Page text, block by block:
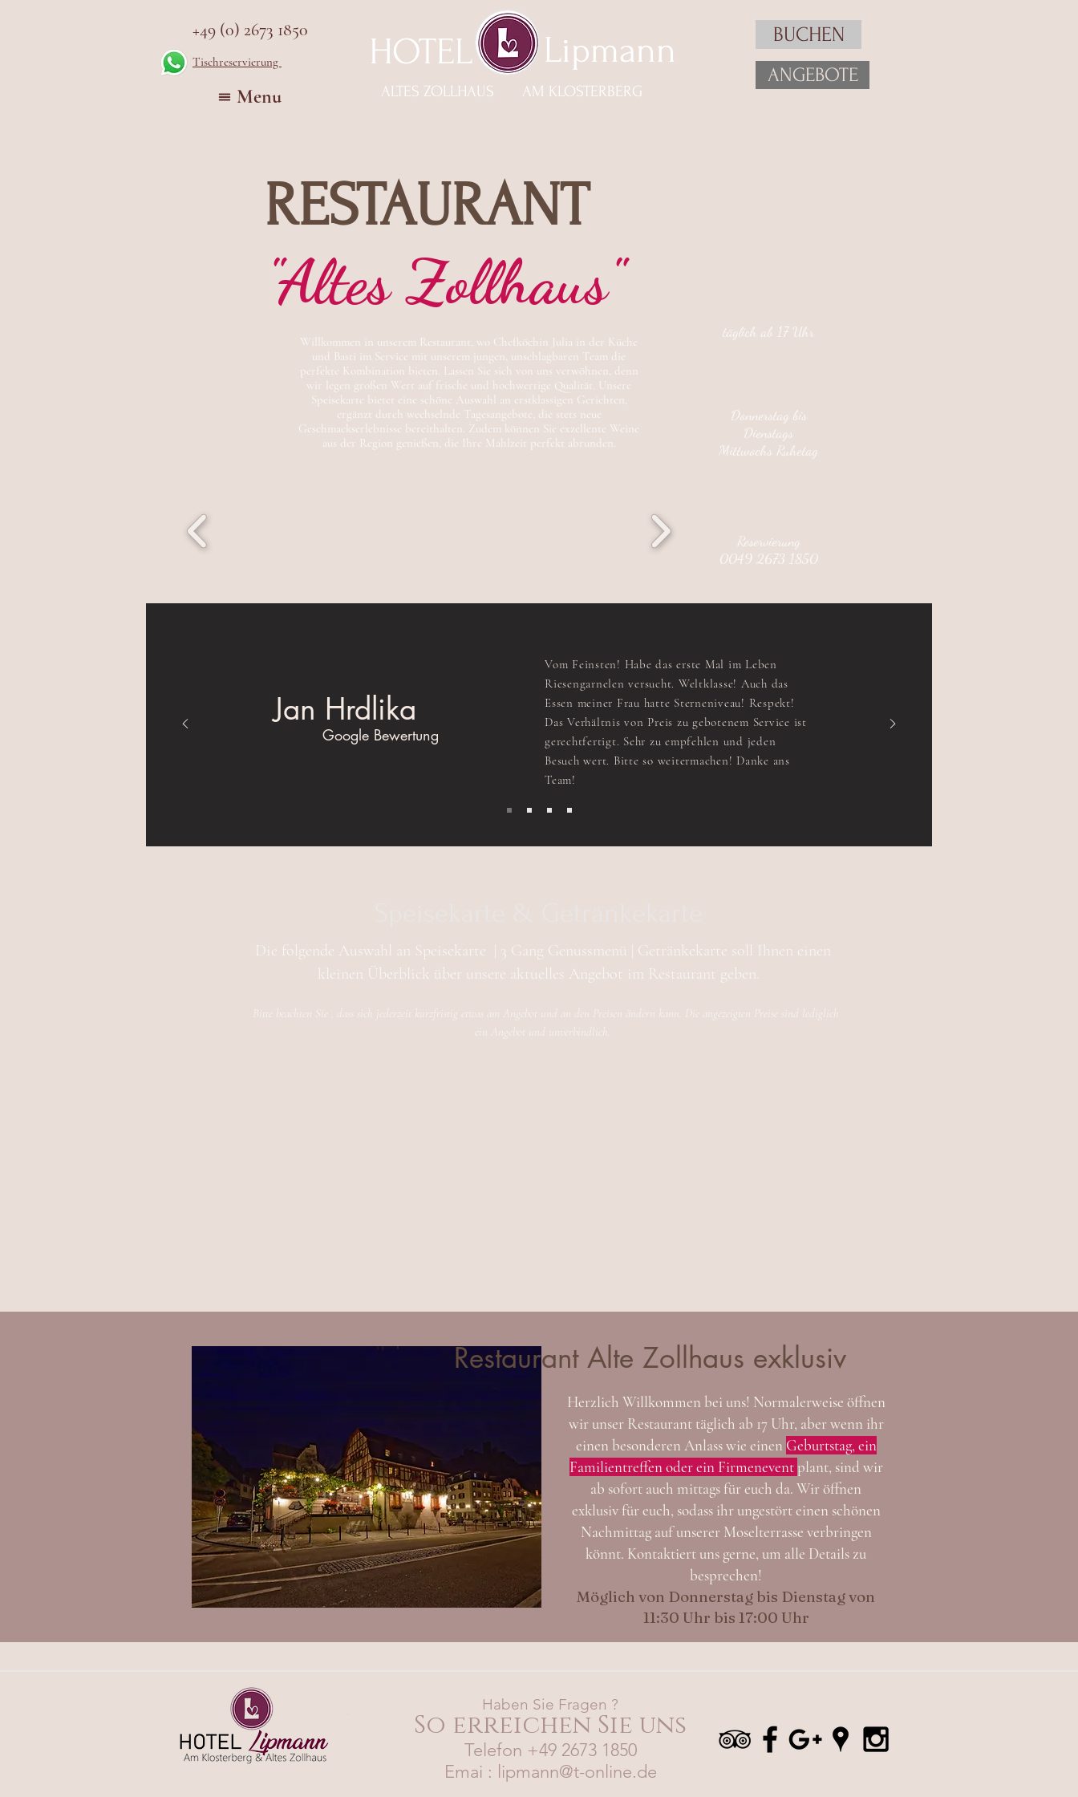
Menu
+49 (0) 2673 1850 Lipmann
HOTEL
ALTES ZOLLHAUS AM KLOSTERBERG
BUCHEN
ANGEBOTE
Tischreservierung
RESTAURANT
"Altes Zollhaus"
Willkommen in unserem Restaurant, wo Chefköchin Julia in der Küche
und Basti im Service mit unserem jungen, unschlagbaren Team die
perfekte Kombination bieten. Lassen Sie sich von uns verwöhnen, denn
wir legen großen Wert auf frische und hochwertige Qualität. Unsere
Speisekarte bietet eine schöne Auswahl an erstklassigen Gerichten,
ergänzt durch wechselnde Tagesangebote, die stets neue
Geschmackserlebnisse bereithalten. Zudem können Sie exzellente Weine
aus der Region genießen, die Ihre Mahlzeit perfekt abrunden.
Donnerstag bis
Dienstags
Mittwochs Ruhetag
Reservierung
0049 2673 1850
täglich ab 17 Uhr
Jan Hrdlika
Google Bewertung
Vom Feinsten! Habe das erste Mal im Leben
Riesengarnelen versucht. Weltklasse! Auch das
Essen meiner Frau hatte Sterneniveau! Respekt!
Das Verhältnis von Preis zu gebotenem Service ist
gerechtfertigt. Sehr zu empfehlen und jeden
Besuch wert. Bitte so weitermachen! Danke ans
Team!
Die folgende Auswahl an Speisekarte | 3 Gang Genussmenü | Getränkekarte soll Ihnen einen
kleinen Überblick über unsere aktuelles Angebot im Restaurant geben.
Bitte beachten Sie , dass sich jederzeit kurzfristig etwas am Angebot und an den Preisen ändern kann. Die angezeigten Preise sind lediglich
ein Angebot und unverbindlich.
Restaurant Alte Zollhaus exklusiv
Herzlich Willkommen bei uns! Normalerweise öffnen
wir unser Restaurant täglich ab 17 Uhr, aber wenn ihr
einen besonderen Anlass wie einen Geburtstag, ein
Familientreffen oder ein Firmenevent plant, sind wir
ab sofort auch mittags für euch da. Wir öffnen
exklusiv für euch, sodass ihr ungestört einen schönen
Nachmittag auf unserer Moselterrasse verbringen
könnt. Kontaktiert uns gerne, um alle Details zu
besprechen!
Möglich von Donnerstag bis Dienstag von
11:30 Uhr bis 17:00 Uhr
Haben Sie Fragen ?
So erreichen Sie uns
Telefon +49 2673 1850
Emai : lipmann@t-online.de